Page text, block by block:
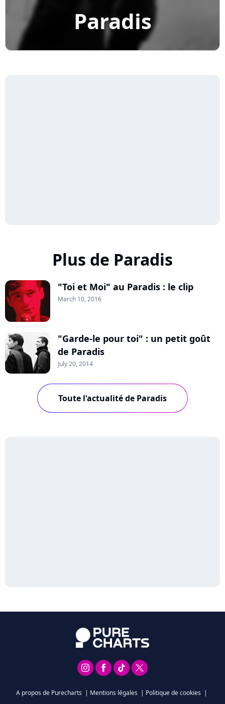
Paradis
Plus de Paradis
"Toi et Moi" au Paradis : le clip
March 10, 2016
"Garde-le pour toi" : un petit goût
de Paradis
July 20, 2014
Toute l'actualité de Paradis
A propos de Purecharts | Mentions légales | Politique de cookies |